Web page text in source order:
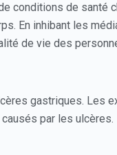
conditions de santé
En inhibant les
de vie des
gastriques. Les
par les ulcères.